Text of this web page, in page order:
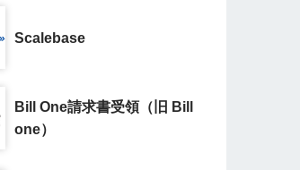
Scalebase
Bill One請求書受領（旧 Bill
one）